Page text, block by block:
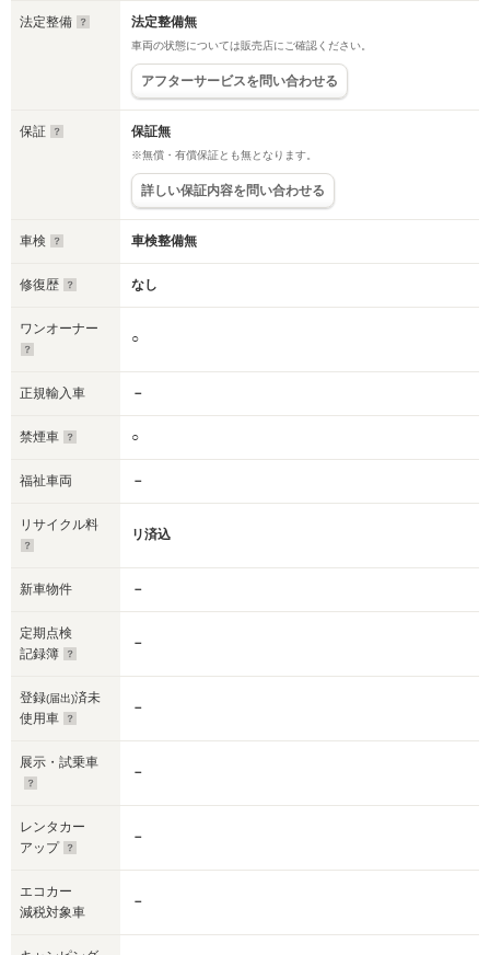
法定整備 法定整備無
車両の状態については販売店にご確認ください。
アフターサービスを問い合わせる
保証 保証無
※無償・有償保証とも無となります。
詳しい保証内容を問い合わせる
車検 車検整備無
修復歴 なし
ワンオーナー
○
正規輸入車 －
禁煙車 ○
福祉車両 －
リサイクル料
リ済込
新車物件 －
定期点検
記録簿
－
登録(届出)済未
使用車
－
展示・試乗車
－
レンタカー
アップ
－
エコカー
減税対象車
－